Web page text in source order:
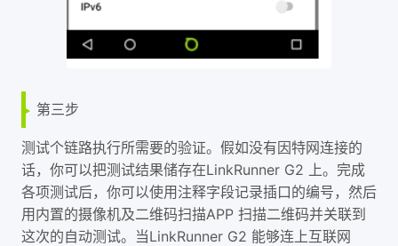
第三步
测试个链路执行所需要的验证。假如没有因特网连接的
话，你可以把测试结果储存在LinkRunner G2 上。完成
各项测试后，你可以使用注释字段记录插口的编号，然后
用内置的摄像机及二维码扫描APP 扫描二维码并关联到
这次的自动测试。当LinkRunner G2 能够连上互联网